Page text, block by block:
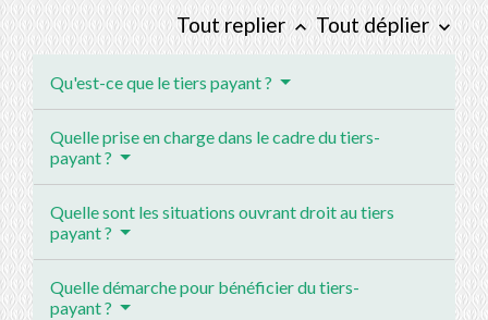
Tout replier keyboard_arrow_up Tout déplier keyboard_arrow_down
Qu'est-ce que le tiers payant ?
Quelle prise en charge dans le cadre du tiers-
payant ?
Quelle sont les situations ouvrant droit au tiers
payant ?
Quelle démarche pour bénéficier du tiers-
payant ?